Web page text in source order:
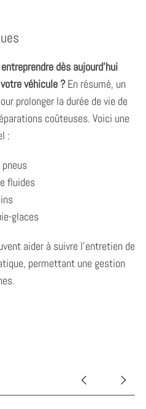
dès aujourd’hui
véhicule ?En résumé, un
prolonger la durée de vie de
coûteuses. Voici une
:
fluides
glaces
aider à suivre l’entretien de
permettant une gestion